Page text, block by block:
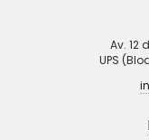
Av. 12
UPS